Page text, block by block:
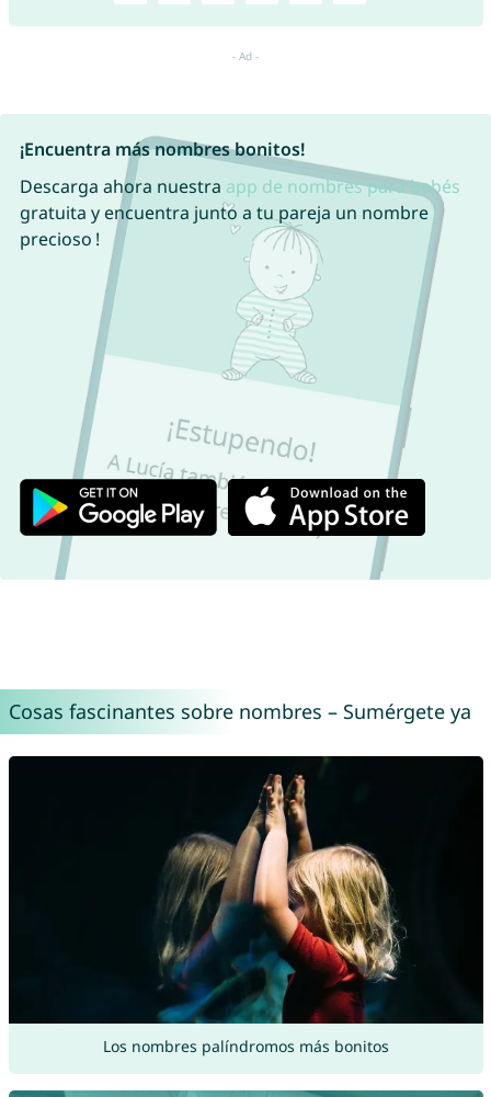
¡Encuentra más nombres bonitos!
Descarga ahora nuestra app de nombres para bebés
gratuita y encuentra junto a tu pareja un nombre
precioso !
Cosas fascinantes sobre nombres – Sumérgete ya
Los nombres palíndromos más bonitos